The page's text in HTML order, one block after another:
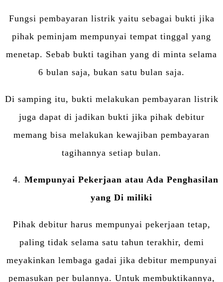
Fungsi pembayaran listrik yaitu sebagai bukti jika
pihak peminjam mempunyai tempat tinggal yang
menetap. Sebab bukti tagihan yang di minta selama
6 bulan saja, bukan satu bulan saja.
Di samping itu, bukti melakukan pembayaran listrik
juga dapat di jadikan bukti jika pihak debitur
memang bisa melakukan kewajiban pembayaran
tagihannya setiap bulan.
Mempunyai Pekerjaan atau Ada Penghasilan
yang Di miliki
Pihak debitur harus mempunyai pekerjaan tetap,
paling tidak selama satu tahun terakhir, demi
meyakinkan lembaga gadai jika debitur mempunyai
pemasukan per bulannya. Untuk membuktikannya,